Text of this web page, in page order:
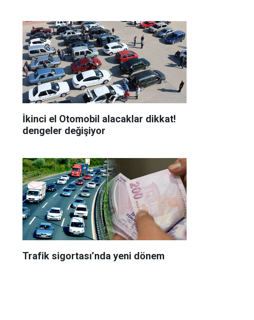
İkinci el Otomobil alacaklar dikkat!
dengeler değişiyor
Trafik sigortası’nda yeni dönem